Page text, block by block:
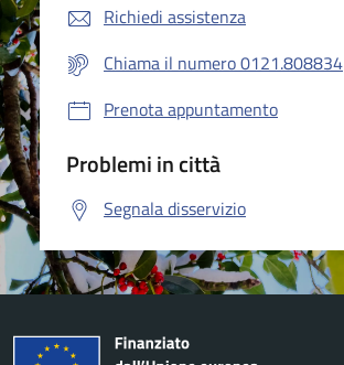
Richiedi assistenza
Chiama il numero 0121.808834
Prenota appuntamento
Problemi in città
Segnala disservizio